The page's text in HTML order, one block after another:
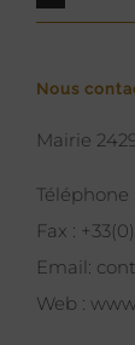
Nous
Mairie
Téléphone :
Fax :
Email:
Web :